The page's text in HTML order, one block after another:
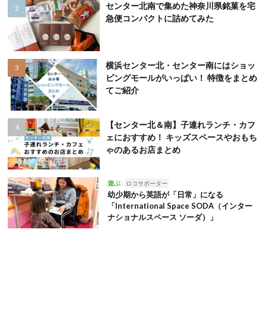
センター北南で集めた神奈川県銘菓を宅
急便コンパクトに詰めてみた
横浜センター北・センター南にはショッ
ピングモールがいっぱい！ 特徴をまとめ
てご紹介
【センター北＆南】子連れランチ・カフ
ェにおすすめ！ キッズスペースやおもち
ゃのあるお店まとめ
遊ぶ ロコサポーター
幼少期から英語が「日常」になる
「International Space SODA（インター
ナショナルスペース ソーダ）」